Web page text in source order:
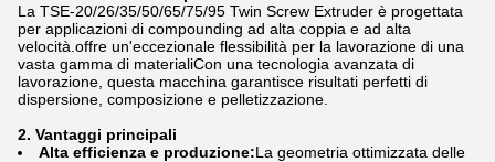
La TSE-20/26/35/50/65/75/95 Twin Screw Extruder è progettata
per applicazioni di compounding ad alta coppia e ad alta
velocità.offre un'eccezionale flessibilità per la lavorazione di una
vasta gamma di materialiCon una tecnologia avanzata di
lavorazione, questa macchina garantisce risultati perfetti di
dispersione, composizione e pelletizzazione.
2. Vantaggi principali
Alta efficienza e produzione:La geometria ottimizzata delle